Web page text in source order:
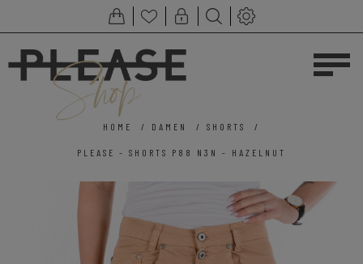
HOME / DAMEN / SHORTS /
PLEASE - SHORTS P88 N3N - HAZELNUT